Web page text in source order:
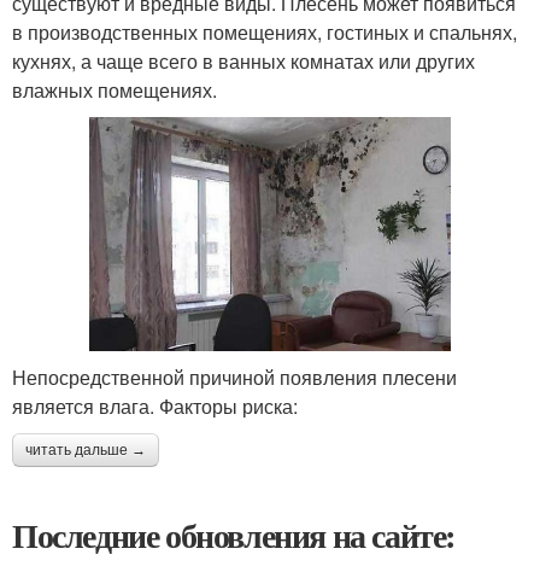
в производственных помещениях, гостиных и спальнях,
кухнях, а чаще всего в ванных комнатах или других
влажных помещениях.
Непосредственной причиной появления плесени
является влага. Факторы риска:
читать дальше →
Последние обновления на сайте: